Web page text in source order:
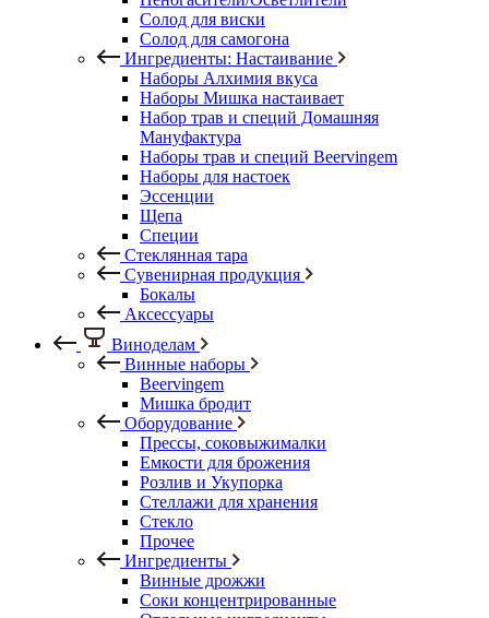
Солод для виски
Солод для самогона
Ингредиенты: Настаивание
Наборы Алхимия вкуса
Наборы Мишка настаивает
Набор трав и специй Домашняя
Мануфактура
Наборы трав и специй Beervingem
Наборы для настоек
Эссенции
Щепа
Специи
Стеклянная тара
Сувенирная продукция
Бокалы
Аксессуары
Виноделам
Винные наборы
Beervingem
Мишка бродит
Оборудование
Прессы, соковыжималки
Емкости для брожения
Розлив и Укупорка
Стеллажи для хранения
Стекло
Прочее
Ингредиенты
Винные дрожжи
Соки концентрированные